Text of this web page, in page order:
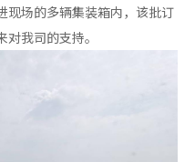
现场的多辆集装箱内，该批订
我司的支持。